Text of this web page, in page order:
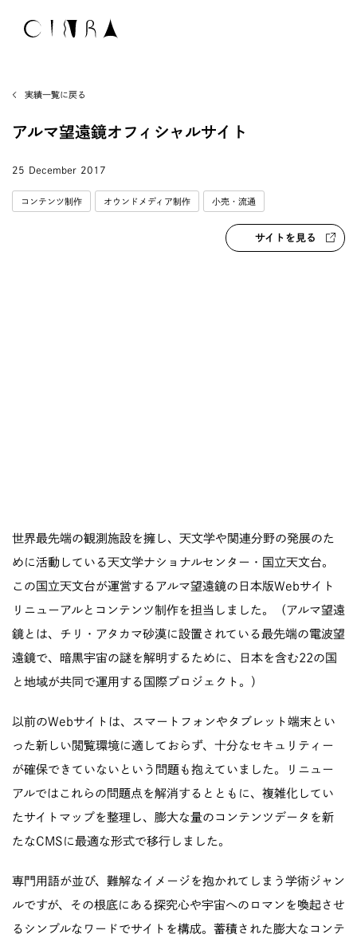
実績一覧に戻る
アルマ望遠鏡オフィシャルサイト
25 December 2017
コンテンツ制作 オウンドメディア制作 小売・流通
サイトを見る
世界最先端の観測施設を擁し、天文学や関連分野の発展のた
めに活動している天文学ナショナルセンター・国立天文台。
この国立天文台が運営するアルマ望遠鏡の日本版Webサイト
リニューアルとコンテンツ制作を担当しました。（アルマ望遠
鏡とは、チリ・アタカマ砂漠に設置されている最先端の電波望
遠鏡で、暗黒宇宙の謎を解明するために、日本を含む22の国
と地域が共同で運用する国際プロジェクト。）
以前のWebサイトは、スマートフォンやタブレット端末とい
った新しい閲覧環境に適しておらず、十分なセキュリティー
が確保できていないという問題も抱えていました。リニュー
アルではこれらの問題点を解消するとともに、複雑化してい
たサイトマップを整理し、膨大な量のコンテンツデータを新
たなCMSに最適な形式で移行しました。
専門用語が並び、難解なイメージを抱かれてしまう学術ジャン
ルですが、その根底にある探究心や宇宙へのロマンを喚起させ
るシンプルなワードでサイトを構成。蓄積された膨大なコンテ